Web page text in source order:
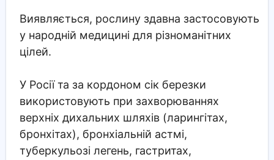
Виявляється, рослину здавна застосовують
у народній медицині для різноманітних
цілей.
У Росії та за кордоном сік березки
використовують при захворюваннях
верхніх дихальних шляхів (ларингітах,
бронхітах), бронхіальній астмі,
туберкульозі легень, гастритах,